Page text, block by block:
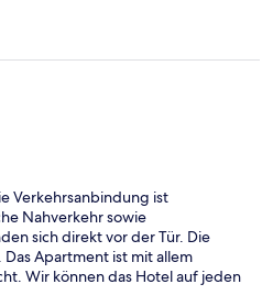
Verkehrsanbindung ist
Nahverkehr sowie
sich direkt vor der Tür. Die
Apartment ist mit allem
Wir können das Hotel auf jeden